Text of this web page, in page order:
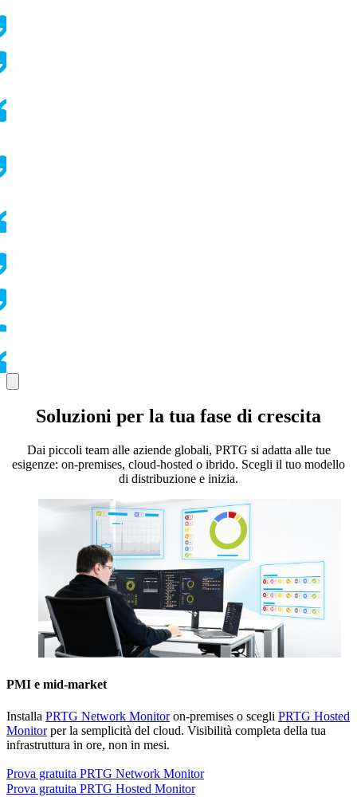
Soluzioni per la tua fase di crescita
Dai piccoli team alle aziende globali, PRTG si adatta alle tue
esigenze: on-premises, cloud-hosted o ibrido. Scegli il tuo modello
di distribuzione e inizia.
PMI e mid-market
Installa PRTG Network Monitoron-premises o scegli PRTG Hosted
Monitorper la semplicità del cloud. Visibilità completa della tua
infrastruttura in ore, non in mesi.
Prova gratuita PRTG Network Monitor
Prova gratuita PRTG Hosted Monitor